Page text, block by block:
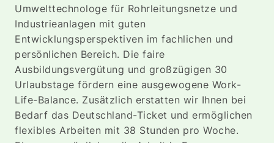
Umwelttechnologe für Rohrleitungsnetze und
Industrieanlagen mit guten
Entwicklungsperspektiven im fachlichen und
persönlichen Bereich. Die faire
Ausbildungsvergütung und großzügigen 30
Urlaubstage fördern eine ausgewogene Work-
Life-Balance. Zusätzlich erstatten wir Ihnen bei
Bedarf das Deutschland-Ticket und ermöglichen
flexibles Arbeiten mit 38 Stunden pro Woche.